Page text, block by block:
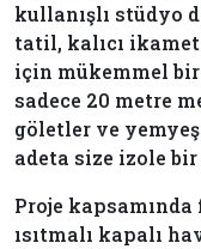
kullanışlı stüdyo
tatil, kalıcı
için mükemmel
sadece 20 metre
göletler ve
adeta size izole
Proje
ısıtmalı kapalı